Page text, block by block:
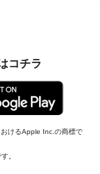
コチラ
けるApple Inc.の商標で
。